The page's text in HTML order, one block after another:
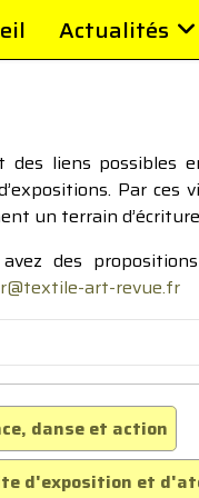
Actualités
des liens
Par
un terrain
des
art-revue.fr
danse et action
d'exposition et